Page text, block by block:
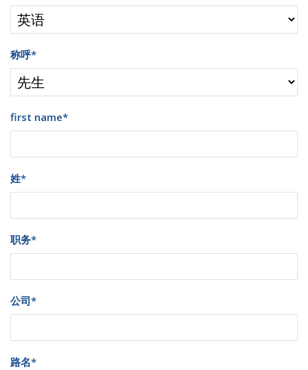
称呼*
first name*
姓*
职务*
公司*
路名*